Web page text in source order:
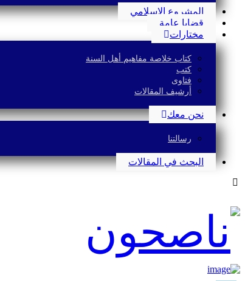
المشروع الإسلامي
قضايا عامة
مختارات
كتاب خلاصة مفاهيم أهل السنة
كتب
فتاوى
أرشيف المقالات
نحن معك
رسالتنا
البحث في المقالات